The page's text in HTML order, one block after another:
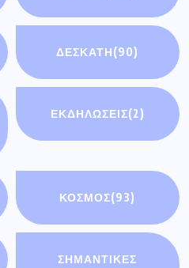
ΔΕΣΚΑΤΗ(90)
ΕΚΔΗΛΩΣΕΙΣ(2)
ΚΟΣΜΟΣ(93)
ΣΗΜΑΝΤΙΚΈΣ